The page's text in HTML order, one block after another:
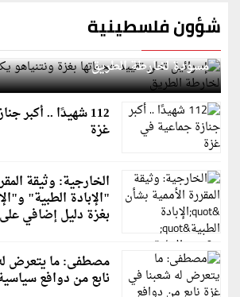
شؤون فلسطينية
إسرائيل تعلن تقييد هجماتها بغزة
مسودة لخارطة الطريق
112 شهيدًا .. أكبر
غزة
الخارجية: وثيقة
"الإبادة الطبية"
بغزة دليل إضافي على
مصطفى: ما يتعرض
نابع من دوافع